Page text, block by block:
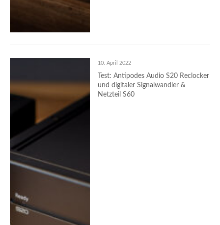
10. April 2022
Test: Antipodes Audio S20 Reclocker
und digitaler Signalwandler &
Netzteil S60